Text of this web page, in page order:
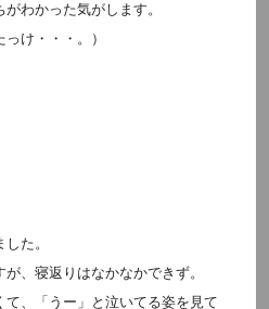
わかった気がします。
け・・・。）
た。
、寝返りはなかなかできず。
、「うー」と泣いてる姿を見て